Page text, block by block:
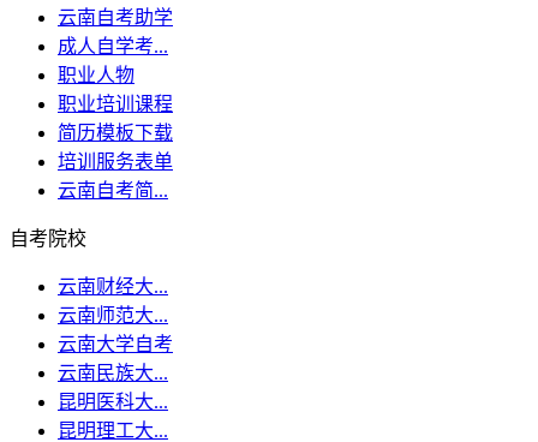
云南自考助学
成人自学考...
职业人物
职业培训课程
简历模板下载
培训服务表单
云南自考简...
自考院校
云南财经大...
云南师范大...
云南大学自考
云南民族大...
昆明医科大...
昆明理工大...